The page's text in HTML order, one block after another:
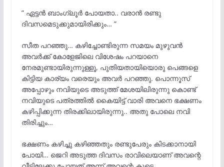
” ഏട്ടൻ ബാംഗ്ലൂർ പോയതാ.. വരാൻ രണ്ടു
ദിവസമെടുക്കുമായിരിക്കും… ”
സീത പറഞ്ഞു… കഴിച്ചോണ്ടിരുന്ന സമയം മുഴുവൻ
അവർക്ക് കോളേജിലെ വിശേഷം പറയാനെ
നേരമുണ്ടായിരുന്നുള്ളൂ, പുതിയതായിയൊരു പെങ്ങളെ
കിട്ടിയ കാര്യം വരെയും അവർ പറഞ്ഞു. പൊന്നൂസ്
അപ്പോഴും നവിയുടെ അടുത്ത് മേശയിലിരുന്നു കൊണ്ട്
നവിയുടെ പത്രത്തിൽ കൈയിട്ട് വാരി അവനെ ഭക്ഷണം
കഴിപ്പിക്കുന്ന തിരക്കിലായിരുന്നു.. അതു പോലെ നവി
തിരിച്ചും…
ഭക്ഷണം കഴിച്ചു കഴിഞ്ഞതും രണ്ടുപേരും കിടക്കാനായി
പോയി… ജെറി അടുത്ത ദിവസം രാവിലെയാണ് അവന്റെ